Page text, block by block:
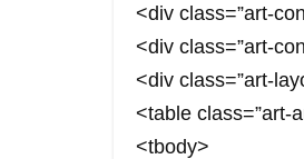
<div class=”art-
<div class=”art-
<div class=”art-
<table class=”art-
<tbody>